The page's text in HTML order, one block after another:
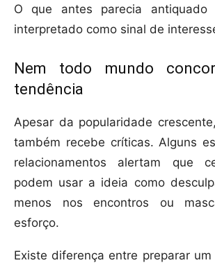
O que antes parecia
interpretado como sinal de
Nem todo mundo
tendência
Apesar da popularidade
também recebe críticas. Alguns
relacionamentos alertam que
podem usar a ideia como
menos nos encontros ou
esforço.
Existe diferença entre preparar